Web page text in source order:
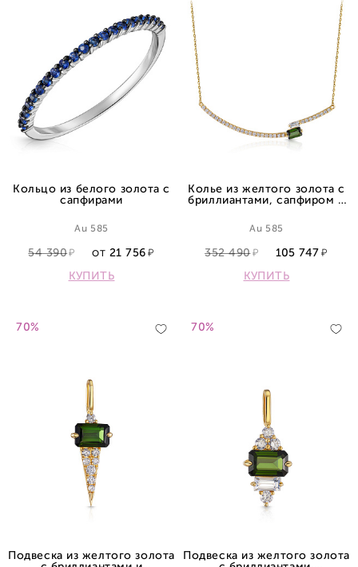
Кольцо из белого золота с
сапфирами
Au 585
54 390 ОТ 21 756
КУПИТЬ
Колье из желтого золота с
бриллиантами, сапфиром и
якорное
Au 585
352 490
105 747
КУПИТЬ
70%
Подвеска из желтого золота
70%
Подвеска из желтого золота